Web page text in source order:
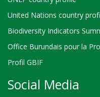
United Nations country
Biodiversity Indicators
Office Burundais pour la
Profil GBIF
Social Media